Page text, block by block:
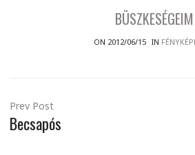
BÜSZKESÉGEIM
ON 2012/06/15 IN
Prev Post
Becsapós